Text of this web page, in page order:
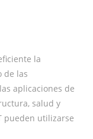
la
de las
aplicaciones de
salud y
pueden utilizarse